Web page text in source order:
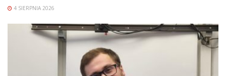
4 SIERPNIA 2026